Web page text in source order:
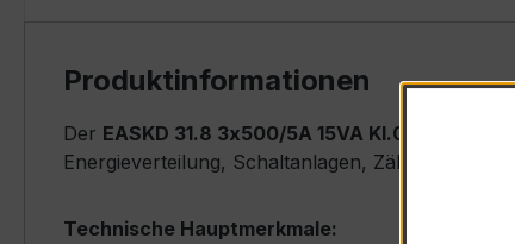
Produktinformationen
Der EASKD 31.8 3x500/5A 15VA Kl.0,5
ist ein
Energieverteilung, Schaltanlagen, Zählerfeldern
Technische Hauptmerkmale: